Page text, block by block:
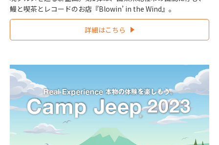
鰻と喫茶とレコードのお店『Blowin’ in the Wind』。
詳細はこちら